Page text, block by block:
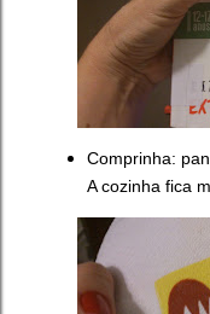
Comprinha:
A cozinha fica